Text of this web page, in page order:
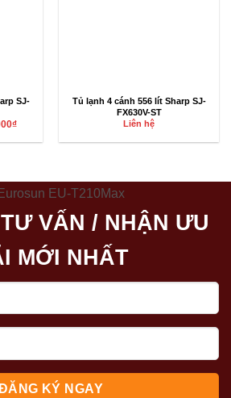
SJ-
₫Giá
tại
Tủ lạnh 4 cánh 556 lít Sharp SJ-
FX630V-ST
Liên hệ
VẤN / NHẬN ƯU
MỚI NHẤT